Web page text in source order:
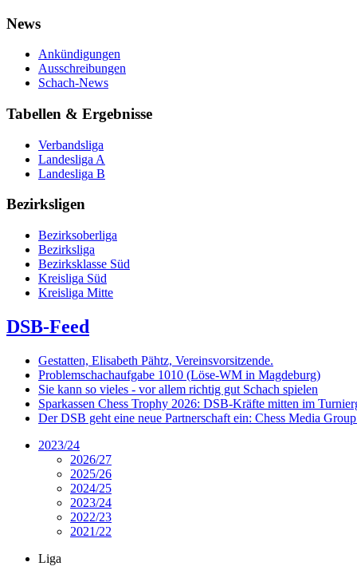
News
Ankündigungen
Ausschreibungen
Schach-News
Tabellen & Ergebnisse
Verbandsliga
Landesliga A
Landesliga B
Bezirksligen
Bezirksoberliga
Bezirksliga
Bezirksklasse Süd
Kreisliga Süd
Kreisliga Mitte
DSB-Feed
Gestatten, Elisabeth Pähtz, Vereinsvorsitzende.
Problemschachaufgabe 1010 (Löse-WM in Magdeburg)
Sie kann so vieles - vor allem richtig gut Schach spielen
Sparkassen Chess Trophy 2026: DSB-Kräfte mitten im
Der DSB geht eine neue Partnerschaft ein: Chess Media
2023/24
2026/27
2025/26
2024/25
2023/24
2022/23
2021/22
Liga